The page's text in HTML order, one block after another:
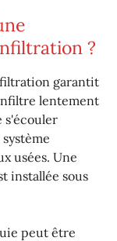
?
garantit
lentement
s'écouler
usées. Une
installée sous
peut être